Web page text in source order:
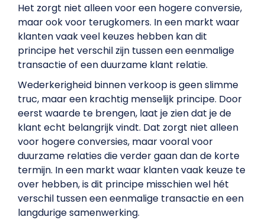
Het zorgt niet alleen voor een hogere conversie,
maar ook voor terugkomers. In een markt waar
klanten vaak veel keuzes hebben kan dit
principe het verschil zijn tussen een eenmalige
transactie of een duurzame klant relatie.
Wederkerigheid binnen verkoop is geen slimme
truc, maar een krachtig menselijk principe. Door
eerst waarde te brengen, laat je zien dat je de
klant echt belangrijk vindt. Dat zorgt niet alleen
voor hogere conversies, maar vooral voor
duurzame relaties die verder gaan dan de korte
termijn. In een markt waar klanten vaak keuze te
over hebben, is dit principe misschien wel hét
verschil tussen een eenmalige transactie en een
langdurige samenwerking.